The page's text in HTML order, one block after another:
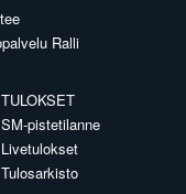
Ralli
TULOKSET
SM-pistetilanne
Livetulokset
Tulosarkisto